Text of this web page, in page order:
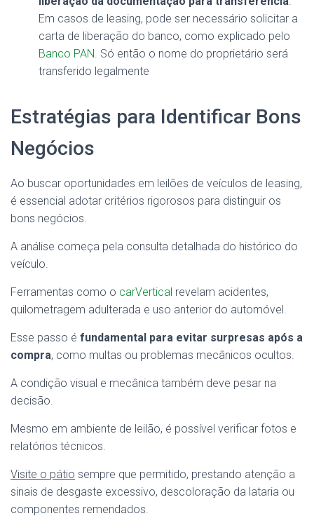
Em casos de leasing, pode ser necessário solicitar a
carta de liberação do banco, como explicado pelo
Banco PAN. Só então o nome do proprietário será
transferido legalmente
Estratégias para Identificar Bons
Negócios
Ao buscar oportunidades em leilões de veículos de leasing,
é essencial adotar critérios rigorosos para distinguir os
bons negócios.
A análise começa pela consulta detalhada do histórico do
veículo.
Ferramentas como o carVertical revelam acidentes,
quilometragem adulterada e uso anterior do automóvel.
Esse passo é fundamental para evitar surpresas após a
compra, como multas ou problemas mecânicos ocultos.
A condição visual e mecânica também deve pesar na
decisão.
Mesmo em ambiente de leilão, é possível verificar fotos e
relatórios técnicos.
Visite o pátio sempre que permitido, prestando atenção a
sinais de desgaste excessivo, descoloração da lataria ou
componentes remendados.